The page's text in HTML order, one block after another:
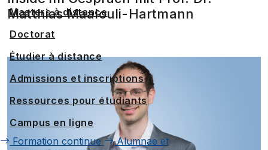
Masters à distance
Doctorat
Étudier à distance
Admissions et inscriptions
Ressources pour étudiants
Campus en ligne
Formation continue
Alumnae et
Matthias Maalouli-Hartmann